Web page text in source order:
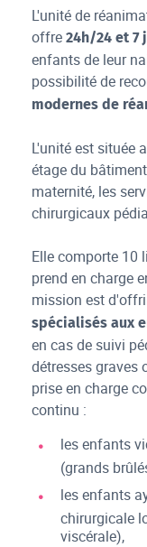
L'unité de
offre 24h/24 et 7
enfants de leur
possibilité de
modernes de
L'unité est située
étage du
maternité, les
chirurgicaux
Elle comporte 10
prend en charge
mission est
spécialisés aux
en cas de suivi
détresses graves
prise en charge
continu :
les enfants
(grands
les enfants
chirurgicale
viscérale),